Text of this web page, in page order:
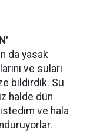
da yasak
ve suları
bildirdik. Su
halde dün
ve hala